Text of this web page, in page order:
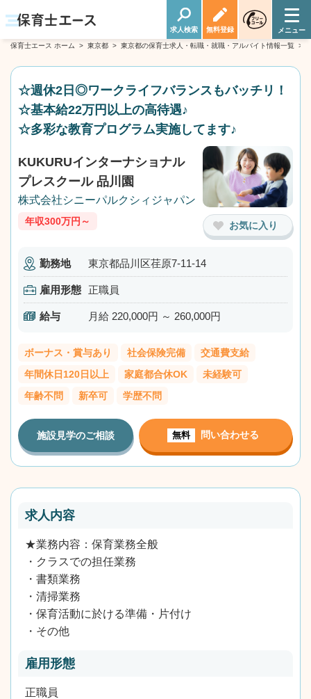
求人検索 無料登録
保育士エース ホーム > 東京都 > 東京都の保育士求人・転職・就職・アルバイト情報一覧 >
☆週休2日◎ワークライフバランスもバッチリ！
☆基本給22万円以上の高待遇♪
☆多彩な教育プログラム実施してます♪
お気に入り
KUKURUインターナショナル
プレスクール 品川園
株式会社シニーパルクシィジャパン
年収300万円～
勤務地 東京都品川区荏原7-11-14
雇用形態 正職員
給与 月給 220,000円 ～ 260,000円
ボーナス・賞与あり 社会保険完備
交通費支給
年間休日120日以上
家庭都合休OK
未経験可
年齢不問
新卒可 学歴不問
施設見学のご相談 無料 問い合わせる
求人内容
★業務内容：保育業務全般
・クラスでの担任業務
・書類業務
・清掃業務
・保育活動に於ける準備・片付け
・その他
雇用形態
正職員